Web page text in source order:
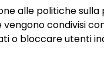
alle politiche
condivisi
o bloccare utenti